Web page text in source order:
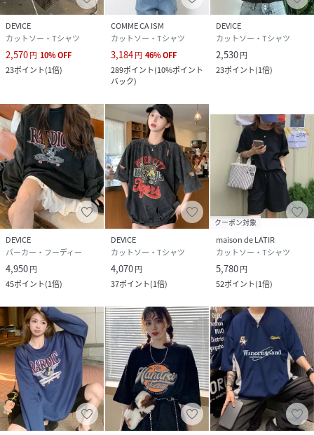
DEVICE
カットソー・Tシャツ
2,570円 10%OFF
23ポイント(1倍)
COMME CA ISM
カットソー・Tシャツ
3,184円 46%OFF
289ポイント(10%ポイント
バック)
DEVICE
カットソー・Tシャツ
2,530円
23ポイント(1倍)
DEVICE
パーカー・フーディー
4,950円
45ポイント(1倍)
DEVICE
カットソー・Tシャツ
4,070円
37ポイント(1倍)
クーポン対象
maison de LATIR
カットソー・Tシャツ
5,780円
52ポイント(1倍)